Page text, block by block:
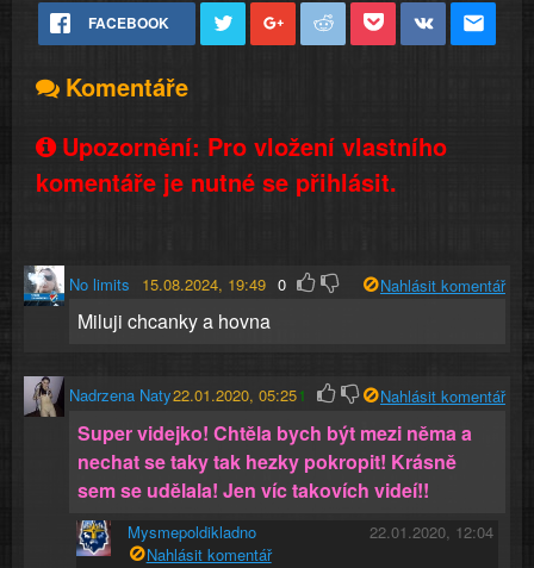
FACEBOOK
Komentáře
Upozornění: Pro vložení vlastního
komentáře je nutné se přihlásit.
No limits 15.08.2024, 19:49 0 Nahlásit komentář
Miluji chcanky a hovna
Nadrzena Naty22.01.2020, 05:251 Nahlásit komentář
Super videjko! Chtěla bych být mezi něma a
nechat se taky tak hezky pokropit! Krásně
sem se udělala! Jen víc takovích videí!!
Mysmepoldikladno
22.01.2020, 12:04
Nahlásit komentář